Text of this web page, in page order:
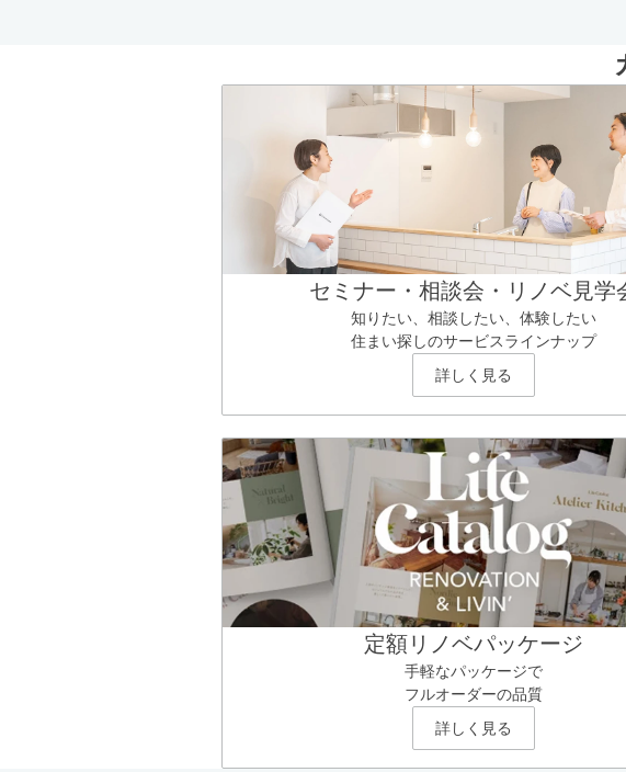
セミナー・相談会・リノベ見学
知りたい、相談したい、体験したい
住まい探しのサービスラインナップ
詳しく見る
定額リノベパッケージ
手軽なパッケージで
フルオーダーの品質
詳しく見る